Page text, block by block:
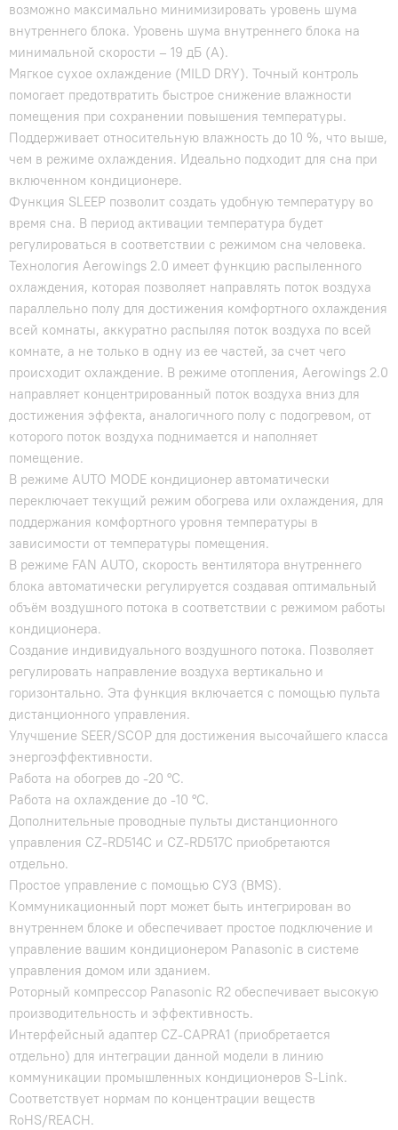
возможно максимально минимизировать уровень шума
внутреннего блока. Уровень шума внутреннего блока на
минимальной скорости – 19 дБ (А).
Мягкое сухое охлаждение (MILD DRY). Точный контроль
помогает предотвратить быстрое снижение влажности
помещения при сохранении повышения температуры.
Поддерживает относительную влажность до 10 %, что выше,
чем в режиме охлаждения. Идеально подходит для сна при
включенном кондиционере.
Функция SLEEP позволит создать удобную температуру во
время сна. В период активации температура будет
регулироваться в соответствии с режимом сна человека.
Технология Аerowings 2.0 имеет функцию распыленного
охлаждения, которая позволяет направлять поток воздуха
параллельно полу для достижения комфортного охлаждения
всей комнаты, аккуратно распыляя поток воздуха по всей
комнате, а не только в одну из ее частей, за счет чего
происходит охлаждение. В режиме отопления, Aerowings 2.0
направляет концентрированный поток воздуха вниз для
достижения эффекта, аналогичного полу с подогревом, от
которого поток воздуха поднимается и наполняет
помещение.
В режиме AUTO MODE кондиционер автоматически
переключает текущий режим обогрева или охлаждения, для
поддержания комфортного уровня температуры в
зависимости от температуры помещения.
В режиме FAN AUTO, скорость вентилятора внутреннего
блока автоматически регулируется создавая оптимальный
объём воздушного потока в соответствии с режимом работы
кондиционера.
Создание индивидуального воздушного потока. Позволяет
регулировать направление воздуха вертикально и
горизонтально. Эта функция включается с помощью пульта
дистанционного управления.
Улучшение SEER/SCOP для достижения высочайшего класса
энергоэффективности.
Работа на обогрев до -20 °С.
Работа на охлаждение до -10 °С.
Дополнительные проводные пульты дистанционного
управления CZ-RD514C и CZ-RD517C приобретаются
отдельно.
Простое управление с помощью СУЗ (BMS).
Коммуникационный порт может быть интегрирован во
внутреннем блоке и обеспечивает простое подключение и
управление вашим кондиционером Panasonic в системе
управления домом или зданием.
Роторный компрессор Panasonic R2 обеспечивает высокую
производительность и эффективность.
Интерфейсный адаптер CZ-CAPRA1 (приобретается
отдельно) для интеграции данной модели в линию
коммуникации промышленных кондиционеров S-Link.
Соответствует нормам по концентрации веществ
RoHS/REACH.